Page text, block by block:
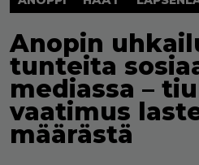
Anopin
tunteita
mediassa –
vaatimus
määrästä